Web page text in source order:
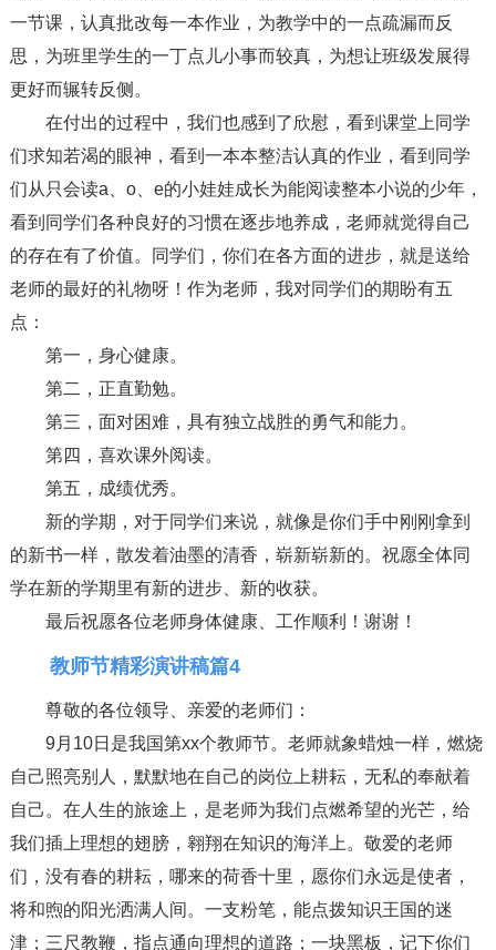
一节课，认真批改每一本作业，为教学中的一点疏漏而反
思，为班里学生的一丁点儿小事而较真，为想让班级发展得
更好而辗转反侧。
在付出的过程中，我们也感到了欣慰，看到课堂上同学
们求知若渴的眼神，看到一本本整洁认真的作业，看到同学
们从只会读a、o、e的小娃娃成长为能阅读整本小说的少年，
看到同学们各种良好的习惯在逐步地养成，老师就觉得自己
的存在有了价值。同学们，你们在各方面的进步，就是送给
老师的最好的礼物呀！作为老师，我对同学们的期盼有五
点：
第一，身心健康。
第二，正直勤勉。
第三，面对困难，具有独立战胜的勇气和能力。
第四，喜欢课外阅读。
第五，成绩优秀。
新的学期，对于同学们来说，就像是你们手中刚刚拿到
的新书一样，散发着油墨的清香，崭新崭新的。祝愿全体同
学在新的学期里有新的进步、新的收获。
最后祝愿各位老师身体健康、工作顺利！谢谢！
教师节精彩演讲稿篇4
尊敬的各位领导、亲爱的老师们：
9月10日是我国第xx个教师节。老师就象蜡烛一样，燃烧
自己照亮别人，默默地在自己的岗位上耕耘，无私的奉献着
自己。在人生的旅途上，是老师为我们点燃希望的光芒，给
我们插上理想的翅膀，翱翔在知识的海洋上。敬爱的老师
们，没有春的耕耘，哪来的荷香十里，愿你们永远是使者，
将和煦的阳光洒满人间。一支粉笔，能点拨知识王国的迷
津；三尺教鞭，指点通向理想的道路；一块黑板，记下你们